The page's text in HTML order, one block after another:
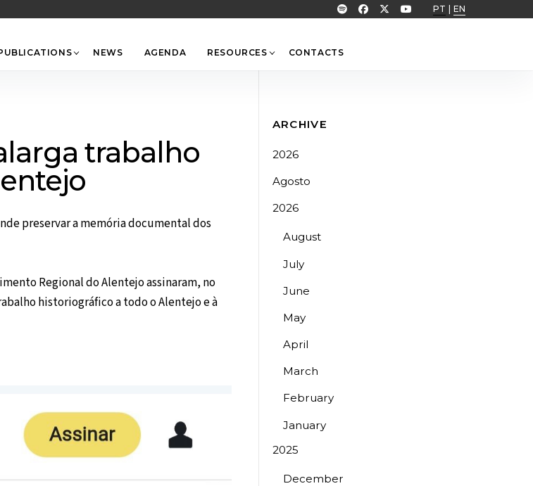
PT EN
NEWS AGENDA RESOURCES CONTACTS
trabalho
preservar a memória documental dos
Regional do Alentejo assinaram, no
historiográfico a todo o Alentejo e à
ARCHIVE
2026
Agosto
2026
August
July
June
May
April
March
February
January
2025
December
Top